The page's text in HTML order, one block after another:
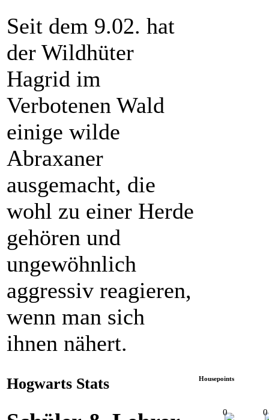
Seit dem 9.02. hat
der Wildhüter
Hagrid im
Verbotenen Wald
einige wilde
Abraxaner
ausgemacht, die
wohl zu einer Herde
gehören und
ungewöhnlich
aggressiv reagieren,
wenn man sich
ihnen nähert.
Hogwarts Stats Housepoints
0 0